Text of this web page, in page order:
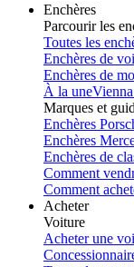
Enchères
Parcourir les
Toutes les
Enchères de
Enchères de
À la une
Marques et
Enchères
Enchères
Enchères de
Comment
Comment
Acheter
Voiture
Acheter une